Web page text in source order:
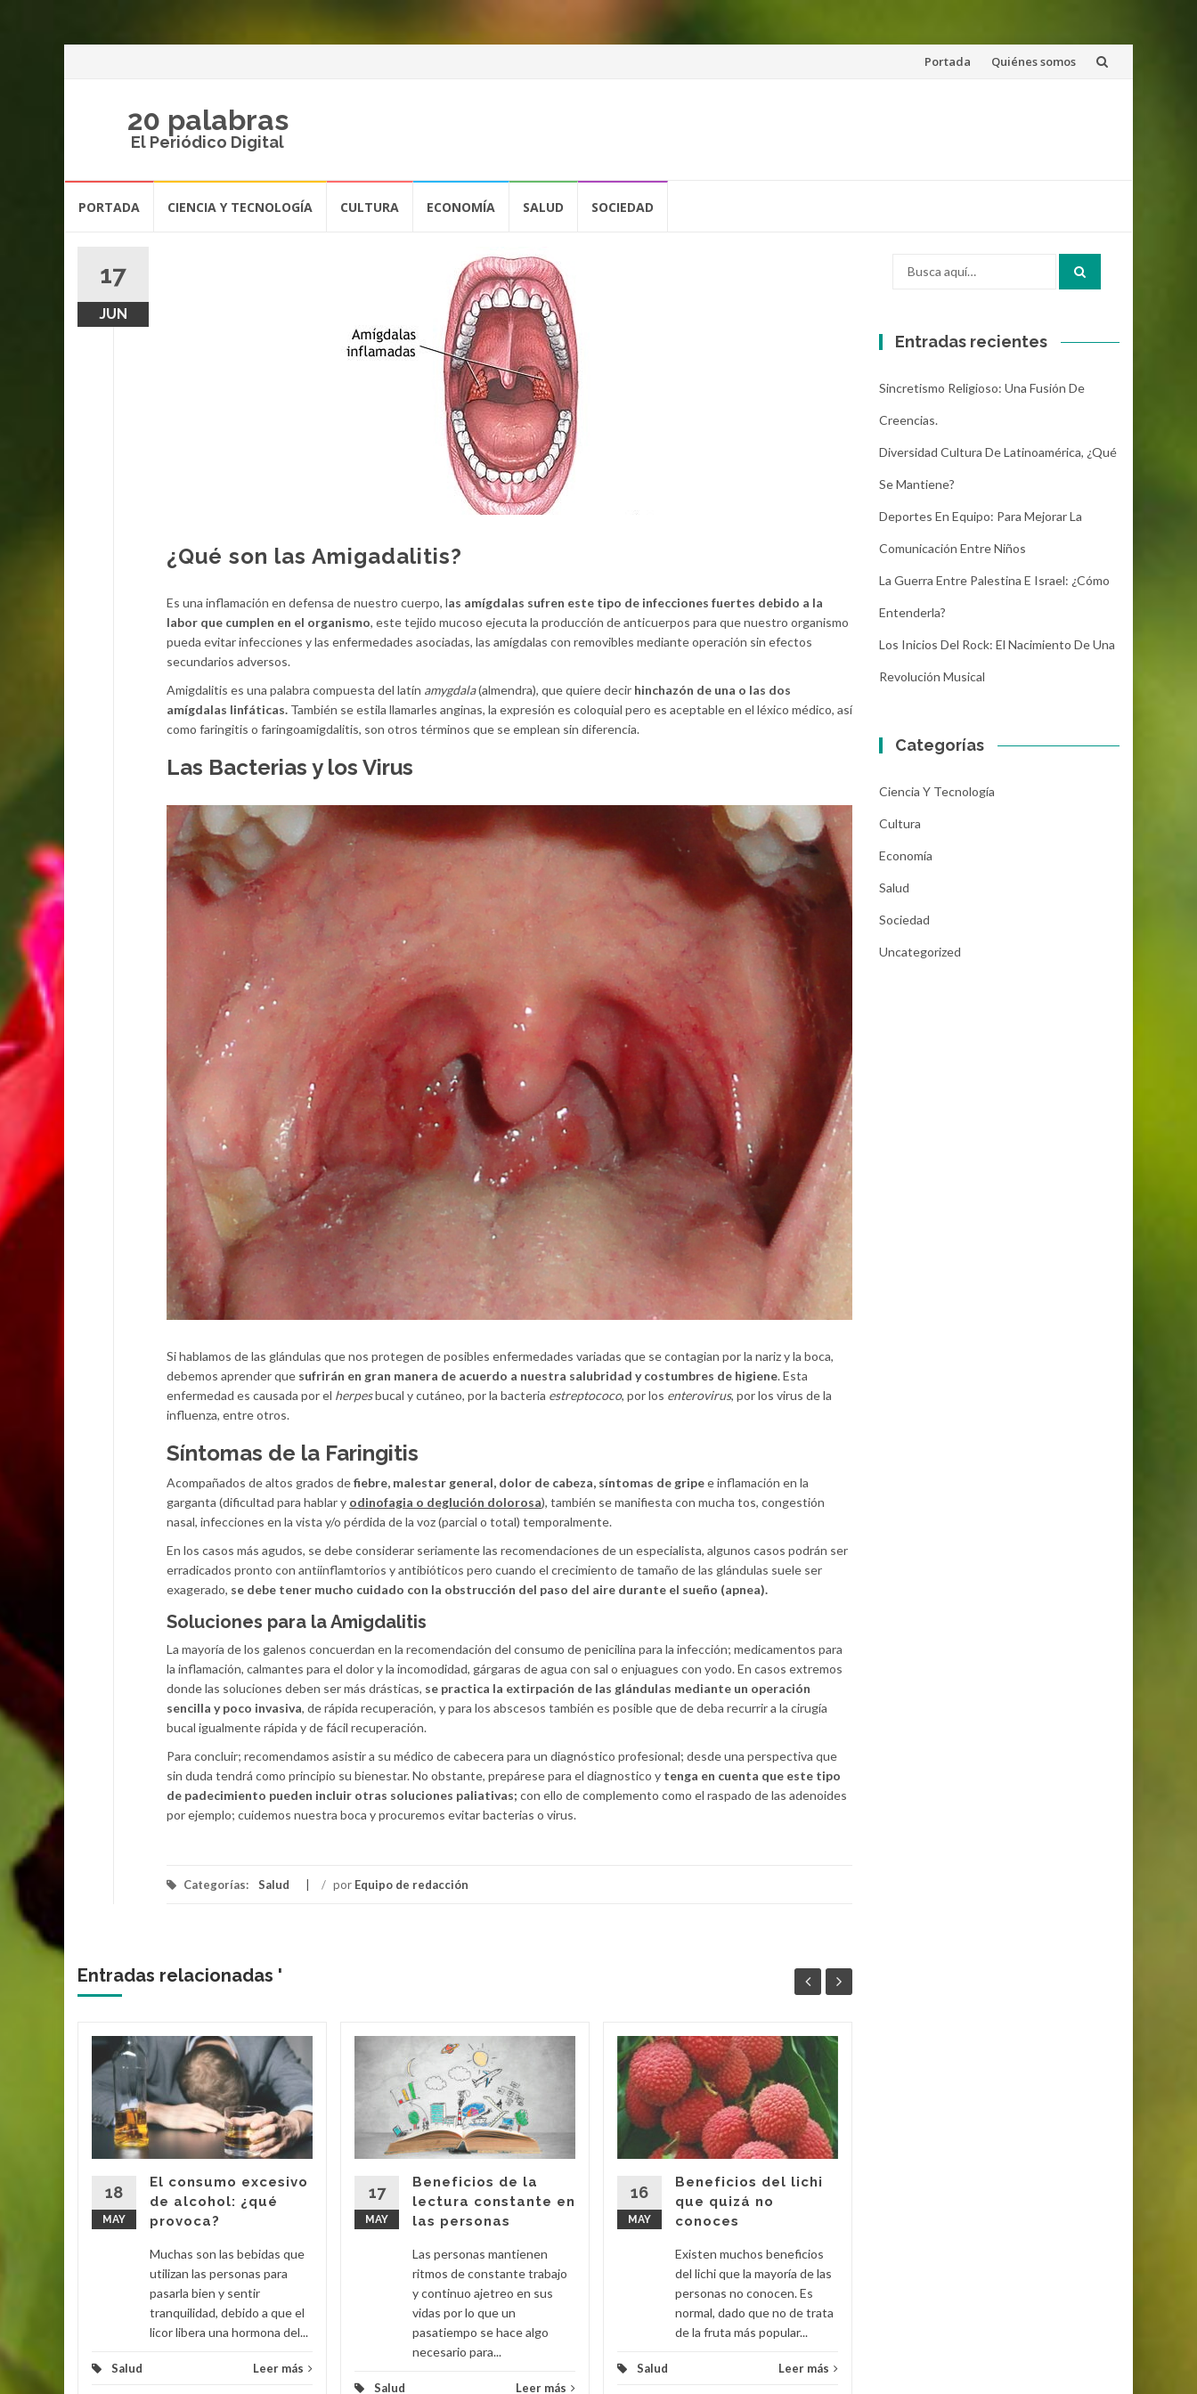
Saltar
Portada Quiénes somos
20 palabras
El Periódico Digital
PORTADA CIENCIA Y TECNOLOGÍA CULTURA ECONOMÍA SALUD SOCIEDAD
17
JUN
¿Qué son las Amigadalitis?
Es una inflamación en defensa de nuestro cuerpo, las amígdalas sufren este tipo de infecciones fuertes debido a la
labor que cumplen en el organismo, este tejido mucoso ejecuta la producción de anticuerpos para que nuestro organismo
pueda evitar infecciones y las enfermedades asociadas, las amígdalas con removibles mediante operación sin efectos
secundarios adversos.
Amigdalitis es una palabra compuesta del latín amygdala(almendra), que quiere decir hinchazón de una o las dos
amígdalas linfáticas. También se estila llamarles anginas, la expresión es coloquial pero es aceptable en el léxico médico, así
como faringitis o faringoamigdalitis, son otros términos que se emplean sin diferencia.
Las Bacterias y los Virus
Si hablamos de las glándulas que nos protegen de posibles enfermedades variadas que se contagian por la nariz y la boca,
debemos aprender que sufrirán en gran manera de acuerdo a nuestra salubridad y costumbres de higiene. Esta
enfermedad es causada por el herpesbucal y cutáneo, por la bacteria estreptococo, por los enterovirus, por los virus de la
influenza, entre otros.
Síntomas de la Faringitis
Acompañados de altos grados defiebre, malestar general, dolor de cabeza, síntomas de gripee inflamación en la
garganta (dificultad para hablar y odinofagia o deglución dolorosa), también se manifiesta con mucha tos, congestión
nasal, infecciones en la vista y/o pérdida de la voz (parcial o total) temporalmente.
En los casos más agudos, se debe considerar seriamente las recomendaciones de un especialista, algunos casos podrán ser
erradicados pronto con antiinflamtorios y antibióticos pero cuando el crecimiento de tamaño de las glándulas suele ser
exagerado, se debe tener mucho cuidado con la obstrucción del paso del aire durante el sueño (apnea).
Soluciones para la Amigdalitis
La mayoría de los galenos concuerdan en la recomendación del consumo de penicilina para la infección; medicamentos para
la inflamación, calmantes para el dolor y la incomodidad, gárgaras de agua con sal o enjuagues con yodo. En casos extremos
donde las soluciones deben ser más drásticas, se practica la extirpación de las glándulas mediante un operación
sencilla y poco invasiva, de rápida recuperación, y para los abscesos también es posible que de deba recurrir a la cirugía
bucal igualmente rápida y de fácil recuperación.
Para concluir; recomendamos asistir a su médico de cabecera para un diagnóstico profesional; desde una perspectiva que
sin duda tendrá como principio su bienestar. No obstante, prepárese para el diagnostico y tenga en cuenta que este tipo
de padecimiento pueden incluir otras soluciones paliativas; con ello de complemento como el raspado de las adenoides
por ejemplo; cuidemos nuestra boca y procuremos evitar bacterias o virus.
Categorías: Salud / por Equipo de redacción
Entradas relacionadas '
18
MAY
El consumo excesivo
de alcohol: ¿qué
provoca?
Muchas son las bebidas que
utilizan las personas para
pasarla bien y sentir
tranquilidad, debido a que el
licor libera una hormona del...
Salud Leer más
17
MAY
Beneficios de la
lectura constante en
las personas
Las personas mantienen
ritmos de constante trabajo
y continuo ajetreo en sus
vidas por lo que un
pasatiempo se hace algo
necesario para...
Salud Leer más
16
MAY
Beneficios del lichi
que quizá no
conoces
Existen muchos beneficios
del lichi que la mayoría de las
personas no conocen. Es
normal, dado que no de trata
de la fruta más popular...
Salud Leer más
Entradas recientes
Sincretismo Religioso: Una Fusión De
Creencias.
Diversidad Cultura De Latinoamérica, ¿Qué
Se Mantiene?
Deportes En Equipo: Para Mejorar La
Comunicación Entre Niños
La Guerra Entre Palestina E Israel: ¿Cómo
Entenderla?
Los Inicios Del Rock: El Nacimiento De Una
Revolución Musical
Categorías
Ciencia Y Tecnología
Cultura
Economía
Salud
Sociedad
Uncategorized